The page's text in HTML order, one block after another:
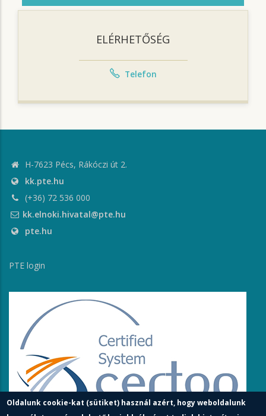
ELÉRHETŐSÉG
Telefon
H-7623 Pécs, Rákóczi út 2.
kk.pte.hu
(+36) 72 536 000
kk.elnoki.hivatal@pte.hu
pte.hu
PTE login
Oldalunk cookie-kat (sütiket) használ azért, hogy weboldalunk